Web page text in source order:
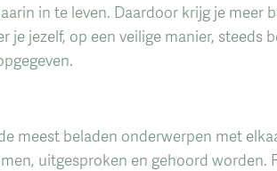
in te leven. Daardoor krijg je meer
jezelf, op een veilige manier, steeds
meest beladen onderwerpen met
uitgesproken en gehoord worden.